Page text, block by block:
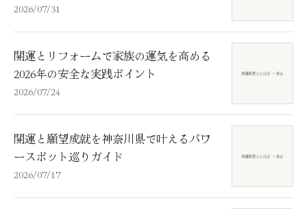
2026/07/31
開運とリフォームで家族の運気を高める
2026年の安全な実践ポイント
2026/07/24
開運と願望成就を神奈川県で叶えるパワ
ースポット巡りガイド
2026/07/17